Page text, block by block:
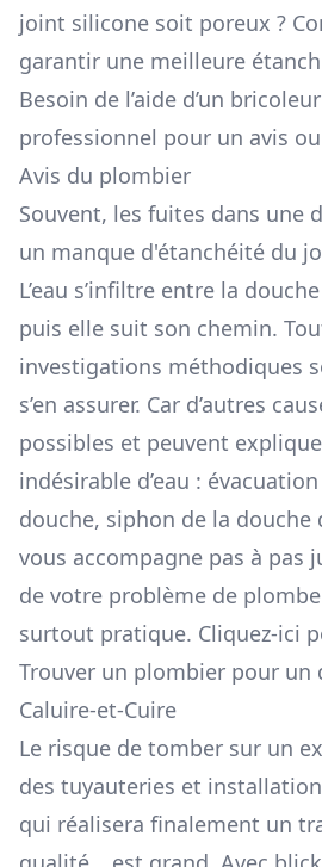
joint silicone soit poreux ?
garantir une meilleure
Besoin de l’aide d’un
professionnel pour un avis
Avis du plombier
Souvent, les fuites dans une
un manque d'étanchéité du
L’eau s’infiltre entre la
puis elle suit son chemin.
investigations méthodiques
s’en assurer. Car d’autres
possibles et peuvent
indésirable d’eau :
douche, siphon de la
vous accompagne pas à pas
de votre problème de
surtout pratique. Cliquez-ici
Trouver un plombier pour un
Caluire-et-Cuire
Le risque de tomber sur un
des tuyauteries et
qui réalisera finalement un